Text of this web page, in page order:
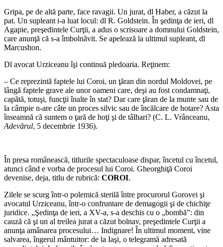
Gripa, pe de altă parte, face ravagii. Un jurat, dl Haber, a căzut la
pat. Un supleant i-a luat locul: dl R. Goldstein. În şedinţa de ieri, dl
Agapie, preşedintele Curţii, a adus o scrisoare a domnului Goldstein,
care anunţă că s-a îmbolnăvit. Se apelează la ultimul supleant, dl
Marcushon.
Dl avocat Urziceanu îşi continuă pledoaria. Reţinem:
– Ce reprezintă faptele lui Coroi, un ţăran din nordul Moldovei, pe
lângă faptele grave ale unor oameni care, deşi au fost condamnaţi,
capătă, totuşi, funcţii înalte în stat? Dar care ţăran de la munte sau de
la câmpie n-are câte un proces silvic sau de încălcare de hotare? Asta
înseamnă că suntem o ţară de hoţi şi de tâlhari? (C. L. Vrânceanu,
Adevărul, 5 decembrie 1936).
În presa românească, titlurile spectaculoase dispar, încetul cu încetul,
atunci când e vorba de procesul lui Coroi. Gheorghiţă Coroi
devenise, deja, titlu de rubrică: COROI.
Zilele se scurg într-o polemică sterilă între procurorul Gorovei şi
avocatul Urziceanu, într-o confruntare de demagogii şi de chichiţe
juridice. „Şedinţa de ieri, a XV-a, s-a deschis cu o „bombă”: din
cauză că şi un al treilea jurat a căzut bolnav, preşedintele Curţii a
anunţa amânarea procesului… Indignare! În ultimul moment, vine
salvarea, îngerul mântuitor: de la Iaşi, o telegramă adresată